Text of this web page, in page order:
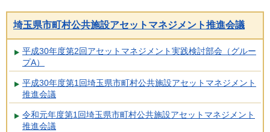
埼玉県市町村公共施設アセットマネジメント推進会議
平成30年度第2回アセットマネジメント実践検討部会（グルー
プA）
平成30年度第1回埼玉県市町村公共施設アセットマネジメント
推進会議
令和元年度第1回埼玉県市町村公共施設アセットマネジメント
推進会議